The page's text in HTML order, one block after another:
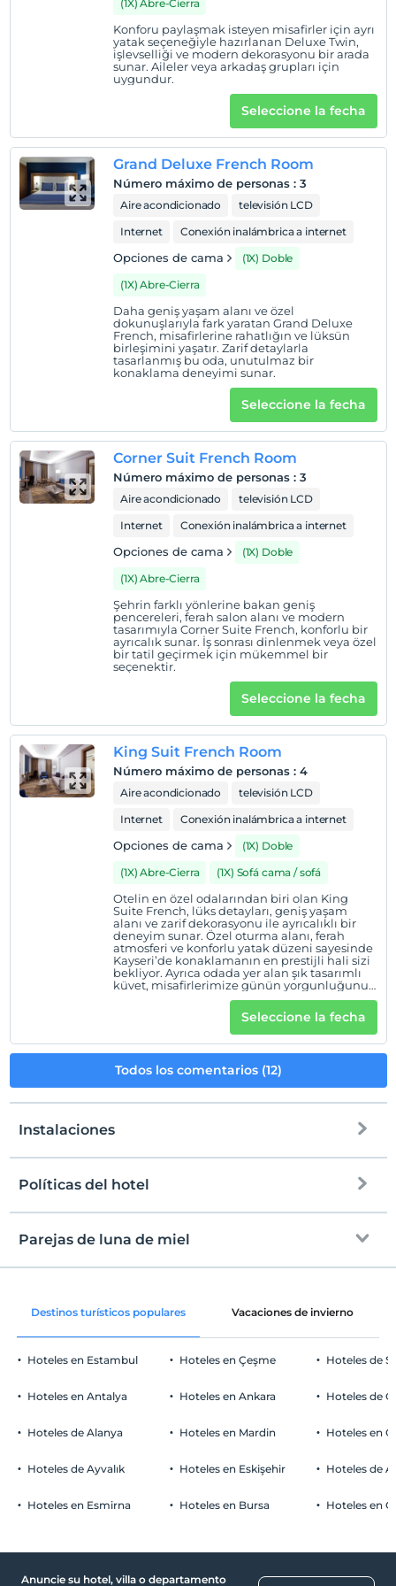
(1X) Abre-Cierra
Konforu paylaşmak isteyen misafirler için ayrı
yatak seçeneğiyle hazırlanan Deluxe Twin,
işlevselliği ve modern dekorasyonu bir arada
sunar. Aileler veya arkadaş grupları için
uygundur.
Seleccione la fecha
Grand Deluxe French Room
Número máximo de personas : 3
Aire acondicionado
televisión LCD
Internet
Conexión inalámbrica a internet
Opciones de cama
(1X) Doble
(1X) Abre-Cierra
Daha geniş yaşam alanı ve özel
dokunuşlarıyla fark yaratan Grand Deluxe
French, misafirlerine rahatlığın ve lüksün
birleşimini yaşatır. Zarif detaylarla
tasarlanmış bu oda, unutulmaz bir
konaklama deneyimi sunar.
Seleccione la fecha
Corner Suit French Room
Número máximo de personas : 3
Aire acondicionado
televisión LCD
Internet
Conexión inalámbrica a internet
Opciones de cama
(1X) Doble
(1X) Abre-Cierra
Şehrin farklı yönlerine bakan geniş
pencereleri, ferah salon alanı ve modern
tasarımıyla Corner Suite French, konforlu bir
ayrıcalık sunar. İş sonrası dinlenmek veya özel
bir tatil geçirmek için mükemmel bir
seçenektir.
Seleccione la fecha
King Suit French Room
Número máximo de personas : 4
Aire acondicionado
televisión LCD
Internet
Conexión inalámbrica a internet
Opciones de cama
(1X) Doble
(1X) Abre-Cierra
(1X) Sofá cama / sofá
Otelin en özel odalarından biri olan King
Suite French, lüks detayları, geniş yaşam
alanı ve zarif dekorasyonu ile ayrıcalıklı bir
deneyim sunar. Özel oturma alanı, ferah
atmosferi ve konforlu yatak düzeni sayesinde
Kayseri’de konaklamanın en prestijli hali sizi
bekliyor. Ayrıca odada yer alan şık tasarımlı
küvet, misafirlerimize günün yorgunluğunu
keyifle atma imkânı sunarak konforu en üst
Seleccione la fecha
Todos los comentarios (12)
Instalaciones
Libre wifi
Aparcamiento (en el sitio)
Servicio de transferencia (pagado)
Políticas del hotel
Entrada
Después de 14:00
Salida
Mascotas
Niños
1 niño(s) hasta la edad de 6 por habitación no se cobra
Parejas de luna de miel
Trato de galleta
Cesta de frutas en la habitación
Destinos turísticos populares Vacaciones de invierno
Hoteles en Estambul
Hoteles en Antalya
Hoteles de Alanya
Hoteles de Ayvalık
Hoteles en Esmirna
Hoteles en Çeşme
Hoteles en Ankara
Hoteles en Mardin
Hoteles en Eskişehir
Hoteles en Bursa
Hoteles de
Hoteles de
Hoteles en
Hoteles de
Hoteles en
Anuncie su hotel, villa o departamento